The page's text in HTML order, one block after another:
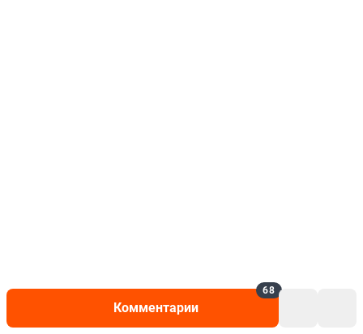
Комментарии
68